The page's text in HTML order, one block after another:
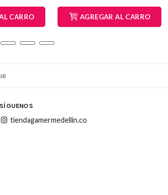
CARRO AGREGAR AL CARRO
SÍGUENOS
tiendagamermedellin.co